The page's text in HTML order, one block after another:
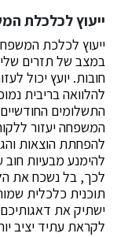
ייעוץ לכלכלת
ייעוץ לכלכת
במצב של תזרים
חובות. יועץ יכול
להלוואה בריבית
התשלומים
המשפחה יעזור
להפחתת הוצאות
להימנע מבעיות חוב
לכך, בל נשכח את
תוכנית כלכלית
ישתיק את
לקראת עתיד יציב